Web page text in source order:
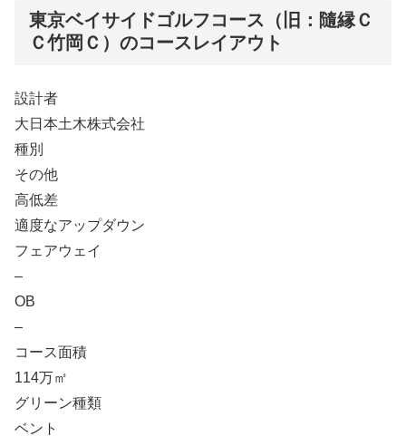
東京ベイサイドゴルフコース（旧：隨縁Ｃ
Ｃ竹岡Ｃ）のコースレイアウト
設計者
大日本土木株式会社
種別
その他
高低差
適度なアップダウン
フェアウェイ
–
OB
–
コース面積
114万㎡
グリーン種類
ベント